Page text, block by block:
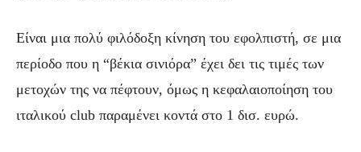
Είναι μια πολύ φιλόδοξη κίνηση του εφολπιστή, σε μια
περίοδο που η “βέκια σινιόρα” έχει δει τις τιμές των
μετοχών της να πέφτουν, όμως η κεφαλαιοποίηση του
ιταλικού club παραμένει κοντά στο 1 δισ. ευρώ.